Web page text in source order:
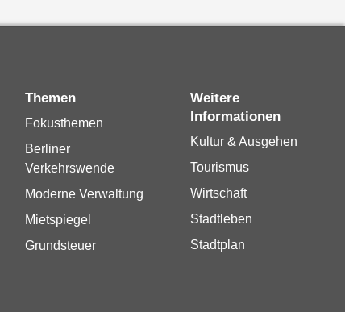
Themen
Fokusthemen
Berliner
Verkehrswende
Moderne Verwaltung
Mietspiegel
Grundsteuer
Weitere
Informationen
Kultur & Ausgehen
Tourismus
Wirtschaft
Stadtleben
Stadtplan